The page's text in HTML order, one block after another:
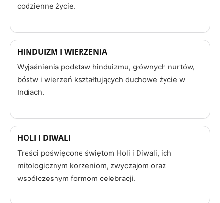
codzienne życie.
HINDUIZM I WIERZENIA
Wyjaśnienia podstaw hinduizmu, głównych nurtów,
bóstw i wierzeń kształtujących duchowe życie w
Indiach.
HOLI I DIWALI
Treści poświęcone świętom Holi i Diwali, ich
mitologicznym korzeniom, zwyczajom oraz
współczesnym formom celebracji.